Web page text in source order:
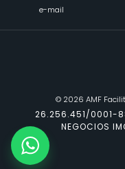
e-mail
© 2026 AMF
26.256.451/0001-88
NEGOCIOS